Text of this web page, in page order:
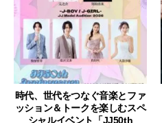
時代、世代をつなぐ音楽とファ
ッション＆トークを楽しむスペ
シャルイベント「JJ50th